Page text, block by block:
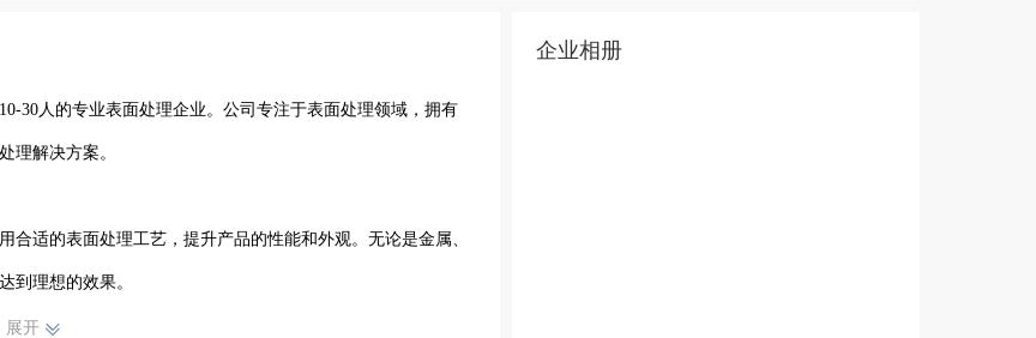
30人的专业表面处理企业。公司专注于表面处理领域，拥有
理解决方案。
适的表面处理工艺，提升产品的性能和外观。无论是金属、
到理想的效果。
展开
企业相册